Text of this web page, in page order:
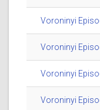
Voroninyi
Voroninyi
Voroninyi
Voroninyi